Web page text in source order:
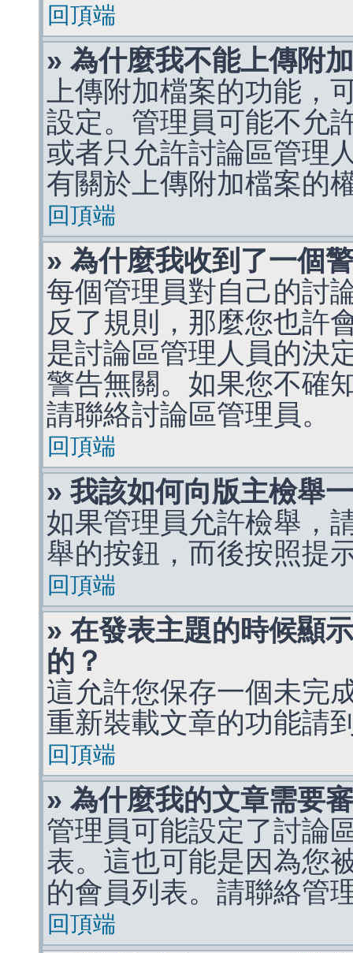
回頂端
» 為什麼我不能上傳附
上傳附加檔案的功能，
設定。管理員可能不允
或者只允許討論區管理
有關於上傳附加檔案的
回頂端
» 為什麼我收到了一個
每個管理員對自己的討
反了規則，那麼您也許
是討論區管理人員的決
警告無關。如果您不確
請聯絡討論區管理員。
回頂端
» 我該如何向版主檢舉
如果管理員允許檢舉，
舉的按鈕，而後按照提
回頂端
» 在發表主題的時候顯
的？
這允許您保存一個未完
重新裝載文章的功能請
回頂端
» 為什麼我的文章需要
管理員可能設定了討論
表。這也可能是因為您
的會員列表。請聯絡管
回頂端